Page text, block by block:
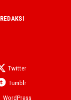
REDAKSI
Twitter
Tumblr
WordPress